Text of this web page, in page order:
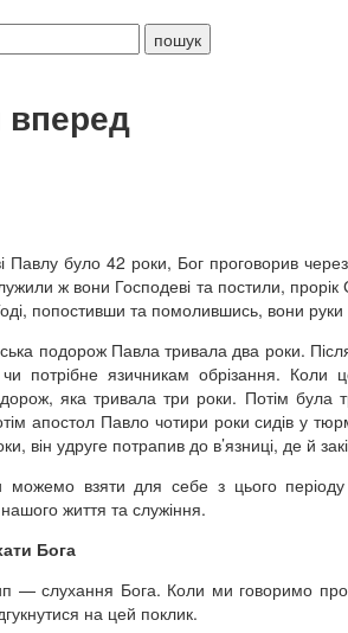
Павлу було 42 роки, Бог проговорив
ж вони Господеві та постили,
попостивши та помолившись, вони руки
подорож Павла тривала два роки.
потрібне язичникам обрізання.
яка тривала три роки. Потім
апостол Павло чотири роки сидів у
він удруге потрапив до в’язниці, де й
взяти для себе з цього
життя та служіння.
Бога
— слухання Бога. Коли ми говоримо про
на цей поклик.